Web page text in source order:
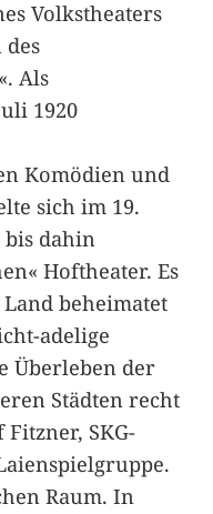
Volkstheaters
Als
1920
Komödien und
sich im 19.
dahin
Hoftheater. Es
beheimatet
adelige
Überleben der
Städten recht
SKG-
Raum. In